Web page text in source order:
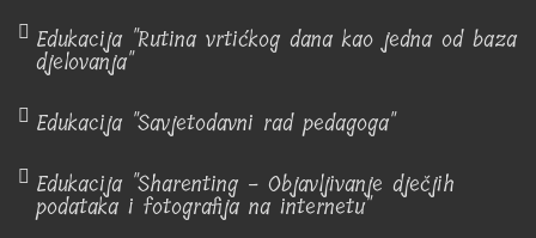
Edukacija "Rutina vrtićkog dana kao jedna od baza
djelovanja"
Edukacija "Savjetodavni rad pedagoga"
Edukacija "Sharenting - Objavljivanje dječjih
podataka i fotografija na internetu"